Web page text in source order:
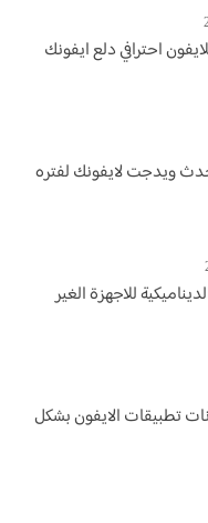
احترافي دلع ايفونك
ويدجت لايفونك لفتره
للاجهزة الغير
الايفون بشكل